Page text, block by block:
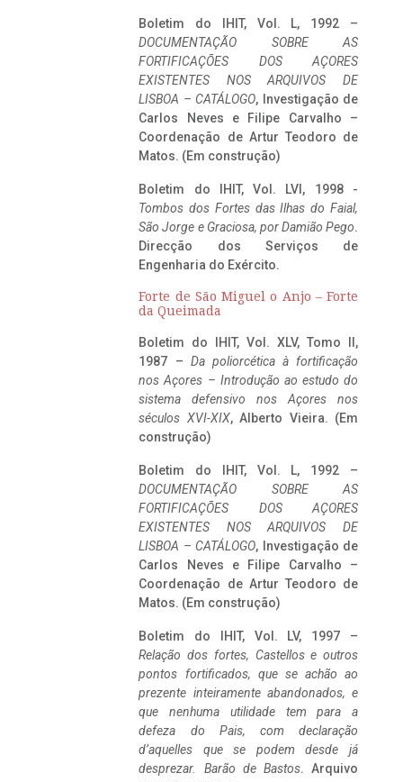
Boletim do IHIT, Vol. L, 1992 –
DOCUMENTAÇÃO SOBRE AS
FORTIFICAÇÕES DOS AÇORES
EXISTENTES NOS ARQUIVOS DE
LISBOA – CATÁLOGO, Investigação de
Carlos Neves e Filipe Carvalho –
Coordenação de Artur Teodoro de
Matos. (Em construção)
Boletim do IHIT, Vol. LVI, 1998 -
Tombos dos Fortes das Ilhas do Faial,
São Jorge e Graciosa, por Damião Pego.
Direcção dos Serviços de
Engenharia do Exército.
Forte de São Miguel o Anjo – Forte
da Queimada
Boletim do IHIT, Vol. XLV, Tomo II,
1987 – Da poliorcética à fortificação
nos Açores – Introdução ao estudo do
sistema defensivo nos Açores nos
séculos XVI-XIX, Alberto Vieira. (Em
construção)
Boletim do IHIT, Vol. L, 1992 –
DOCUMENTAÇÃO SOBRE AS
FORTIFICAÇÕES DOS AÇORES
EXISTENTES NOS ARQUIVOS DE
LISBOA – CATÁLOGO, Investigação de
Carlos Neves e Filipe Carvalho –
Coordenação de Artur Teodoro de
Matos. (Em construção)
Boletim do IHIT, Vol. LV, 1997 –
Relação dos fortes, Castellos e outros
pontos fortificados, que se achão ao
prezente inteiramente abandonados, e
que nenhuma utilidade tem para a
defeza do Pais, com declaração
d’aquelles que se podem desde já
desprezar. Barão de Bastos. Arquivo